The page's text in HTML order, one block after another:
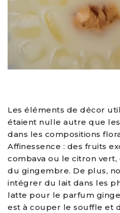
Les éléments de décor
étaient nulle autre que
dans les compositions
Affinessence : des fruits
combava ou le citron
du gingembre. De plus,
intégrer du lait dans les
latte pour le parfum
est à couper le souffle et